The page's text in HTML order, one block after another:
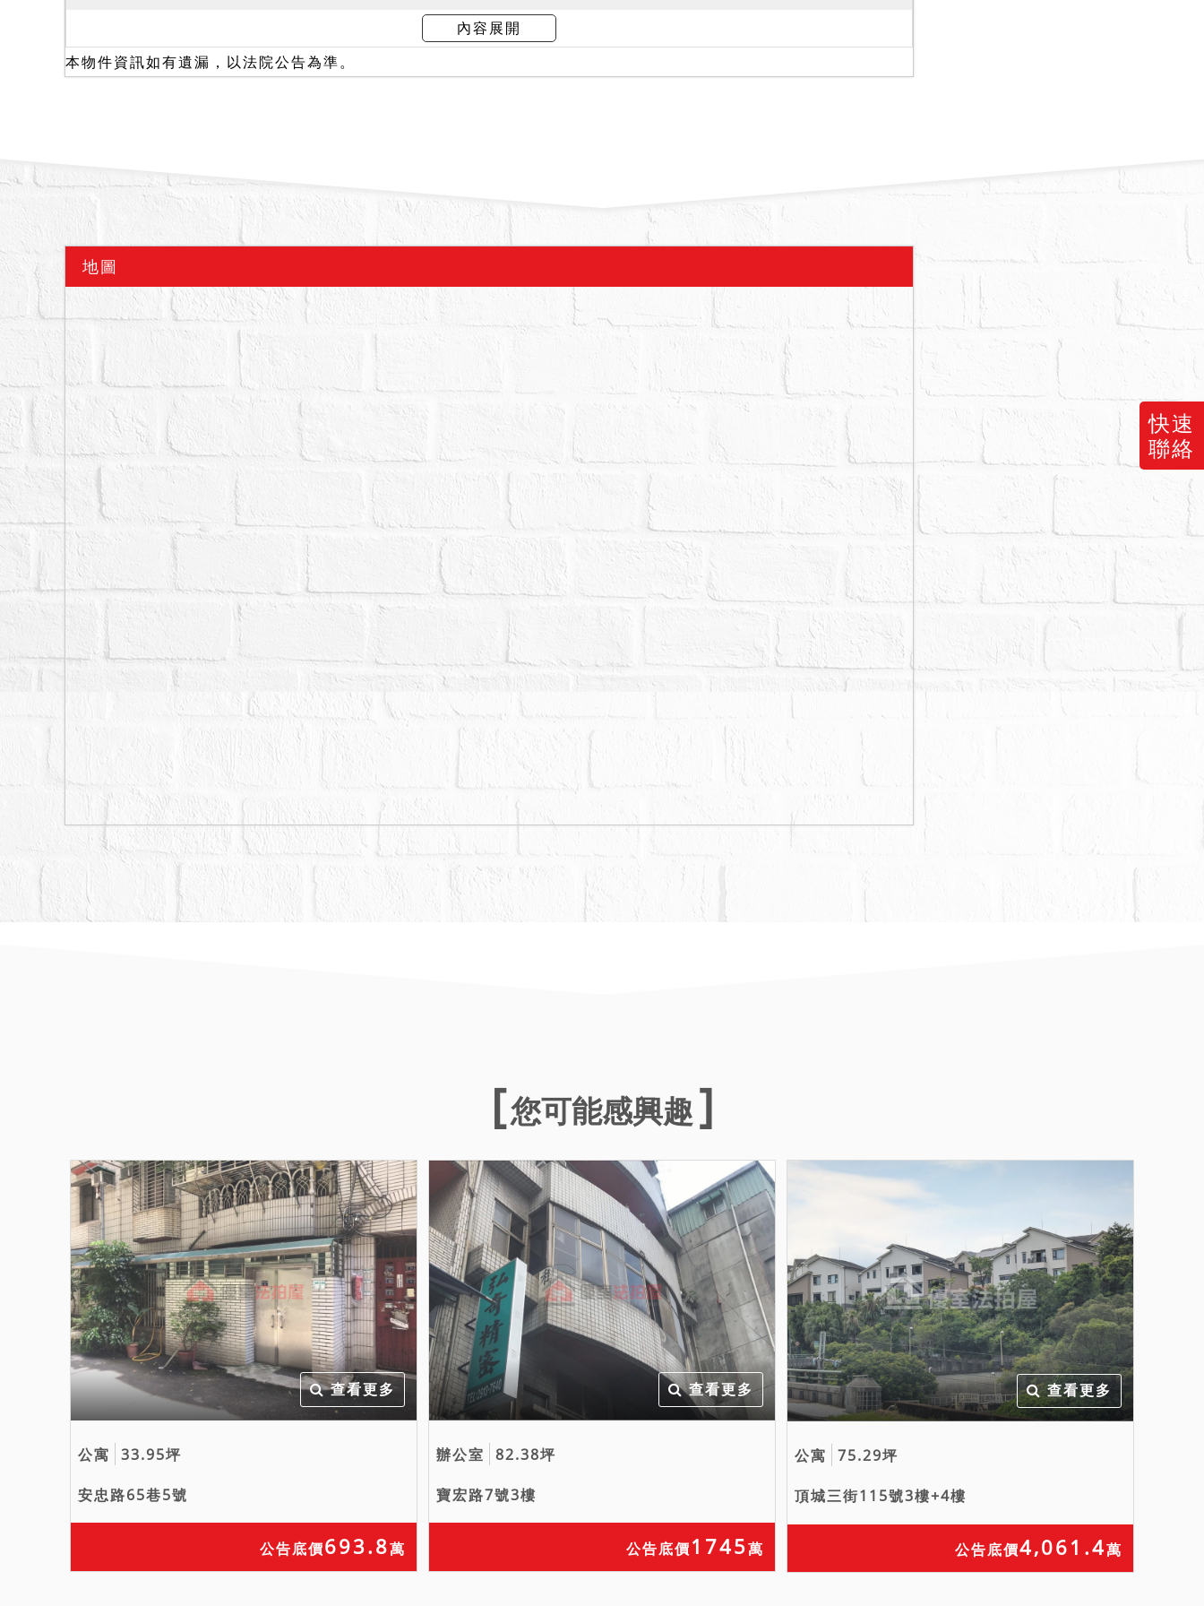
快速
聯絡
９４５建號建物自屋內或屋外均可進入地下室，原係作防空避難室使用，惟占用鄰地１６
４地號土地，占有使用權源不明，須拍定人自行釐清，請應買人注意。土地使用分區為第
四種住宅區。
拆除之風險，請應買人注意。
三、據第三人范○懿稱地下一層地面及天花板有受潮發霉之情形；公共樓梯因地震受損，
地下室有滲水情形。因占有人非本件債務人，且為自主占有，故拍定後不點交。
餘共有人無優先承買權；如有二人以上願優先承買者，以抽籤定之。（民法第８２４條第
７項、最高法院９８年度第６次民事庭會議（二）決議要旨參照）
一、上開不動產３宗合併拍賣，請投標人分別出價。
二、拍賣最低價額合計新台幣：２１,１９４,０００元，以總價最高者得標。
三、保證金新台幣：４,２４０,０００元。
內容展開
本物件資訊如有遺漏，以法院公告為準。
地圖
您可能感興趣
查看更多
公寓 33.95坪
安忠路65巷5號
公告底價693.8萬
查看更多
辦公室 82.38坪
寶宏路7號3樓
公告底價1745萬
查看更多
公寓 75.29坪
頂城三街115號3樓+4樓
公告底價4,061.4萬